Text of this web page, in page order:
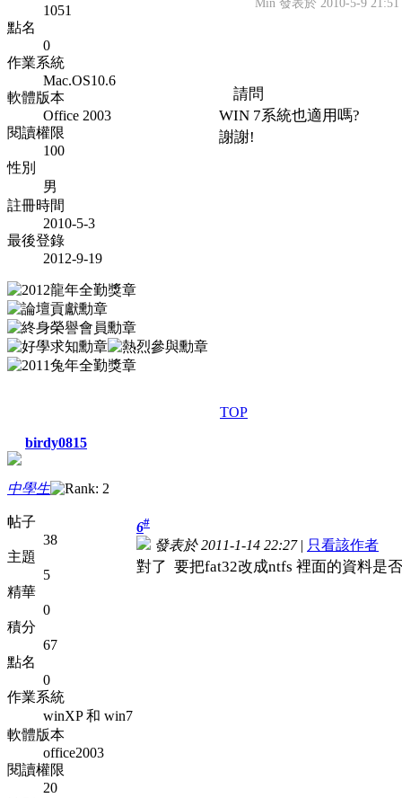
1051
點名
0
作業系統
Mac.OS10.6
軟體版本
Office 2003
閱讀權限
100
性別
男
註冊時間
2010-5-3
最後登錄
2012-9-19
請問
WIN 7系統也適用嗎?
謝謝!
TOP
birdy0815
中學生
帖子
38
主題
5
精華
0
積分
67
點名
0
作業系統
winXP 和 win7
軟體版本
office2003
閱讀權限
20
6#
發表於 2011-1-14 22:27| 只看該作者
對了 要把fat32改成ntfs 裡面的資料是